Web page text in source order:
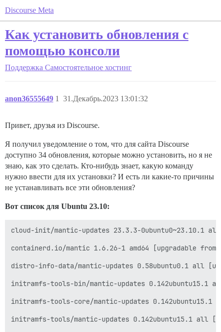
Discourse Meta
Как установить обновления с
помощью консоли
Поддержка Самостоятельное хостинг
anon36555649 31.Декабрь.2023 13:01:32
1
Привет, друзья из Discourse.
Я получил уведомление о том, что для сайта Discourse
доступно 34 обновления, которые можно установить, но я не
знаю, как это сделать. Кто-нибудь знает, какую команду
нужно ввести для их установки? И есть ли какие-то причины
не устанавливать все эти обновления?
Вот список для Ubuntu 23.10:
cloud-init/mantic-updates 23.3.3-0ubuntu0~23.10.1
containerd.io/mantic 1.6.26-1 amd64 [upgradable
distro-info-data/mantic-updates 0.58ubuntu0.1 all
initramfs-tools-bin/mantic-updates 0.142ubuntu15.1
initramfs-tools-core/mantic-updates 0.142ubuntu15.1
initramfs-tools/mantic-updates 0.142ubuntu15.1 all